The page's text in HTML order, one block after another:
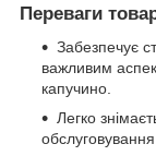
Переваги
Забезпечує
важливим
капучино.
Легко
обслуговування